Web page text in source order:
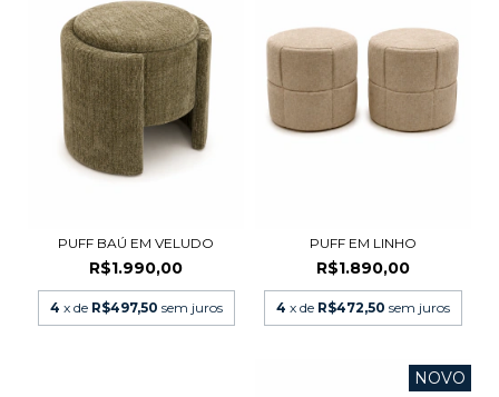
PUFF BAÚ EM VELUDO
R$1.990,00
4 x de R$497,50 sem juros
PUFF EM LINHO
R$1.890,00
4 x de R$472,50 sem juros
NOVO